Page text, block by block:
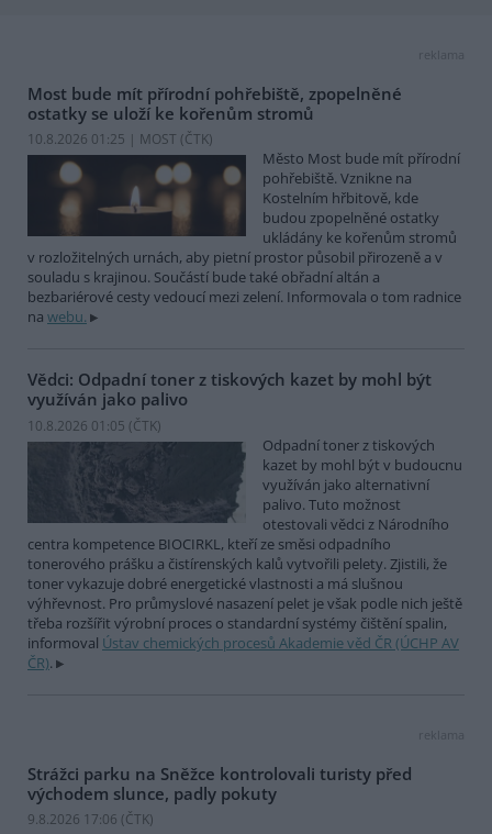
reklama
Most bude mít přírodní pohřebiště, zpopelněné
ostatky se uloží ke kořenům stromů
10.8.2026 01:25 | MOST (ČTK)
Město Most bude mít přírodní
pohřebiště. Vznikne na
Kostelním hřbitově, kde
budou zpopelněné ostatky
ukládány ke kořenům stromů
v rozložitelných urnách, aby pietní prostor působil přirozeně a v
souladu s krajinou. Součástí bude také obřadní altán a
bezbariérové cesty vedoucí mezi zelení. Informovala o tom radnice
na webu.
Vědci: Odpadní toner z tiskových kazet by mohl být
využíván jako palivo
10.8.2026 01:05 (ČTK)
Odpadní toner z tiskových
kazet by mohl být v budoucnu
využíván jako alternativní
palivo. Tuto možnost
otestovali vědci z Národního
centra kompetence BIOCIRKL, kteří ze směsi odpadního
tonerového prášku a čistírenských kalů vytvořili pelety. Zjistili, že
toner vykazuje dobré energetické vlastnosti a má slušnou
výhřevnost. Pro průmyslové nasazení pelet je však podle nich ještě
třeba rozšířit výrobní proces o standardní systémy čištění spalin,
informoval Ústav chemických procesů Akademie věd ČR (ÚCHP AV
ČR).
reklama
Strážci parku na Sněžce kontrolovali turisty před
východem slunce, padly pokuty
9.8.2026 17:06 (ČTK)